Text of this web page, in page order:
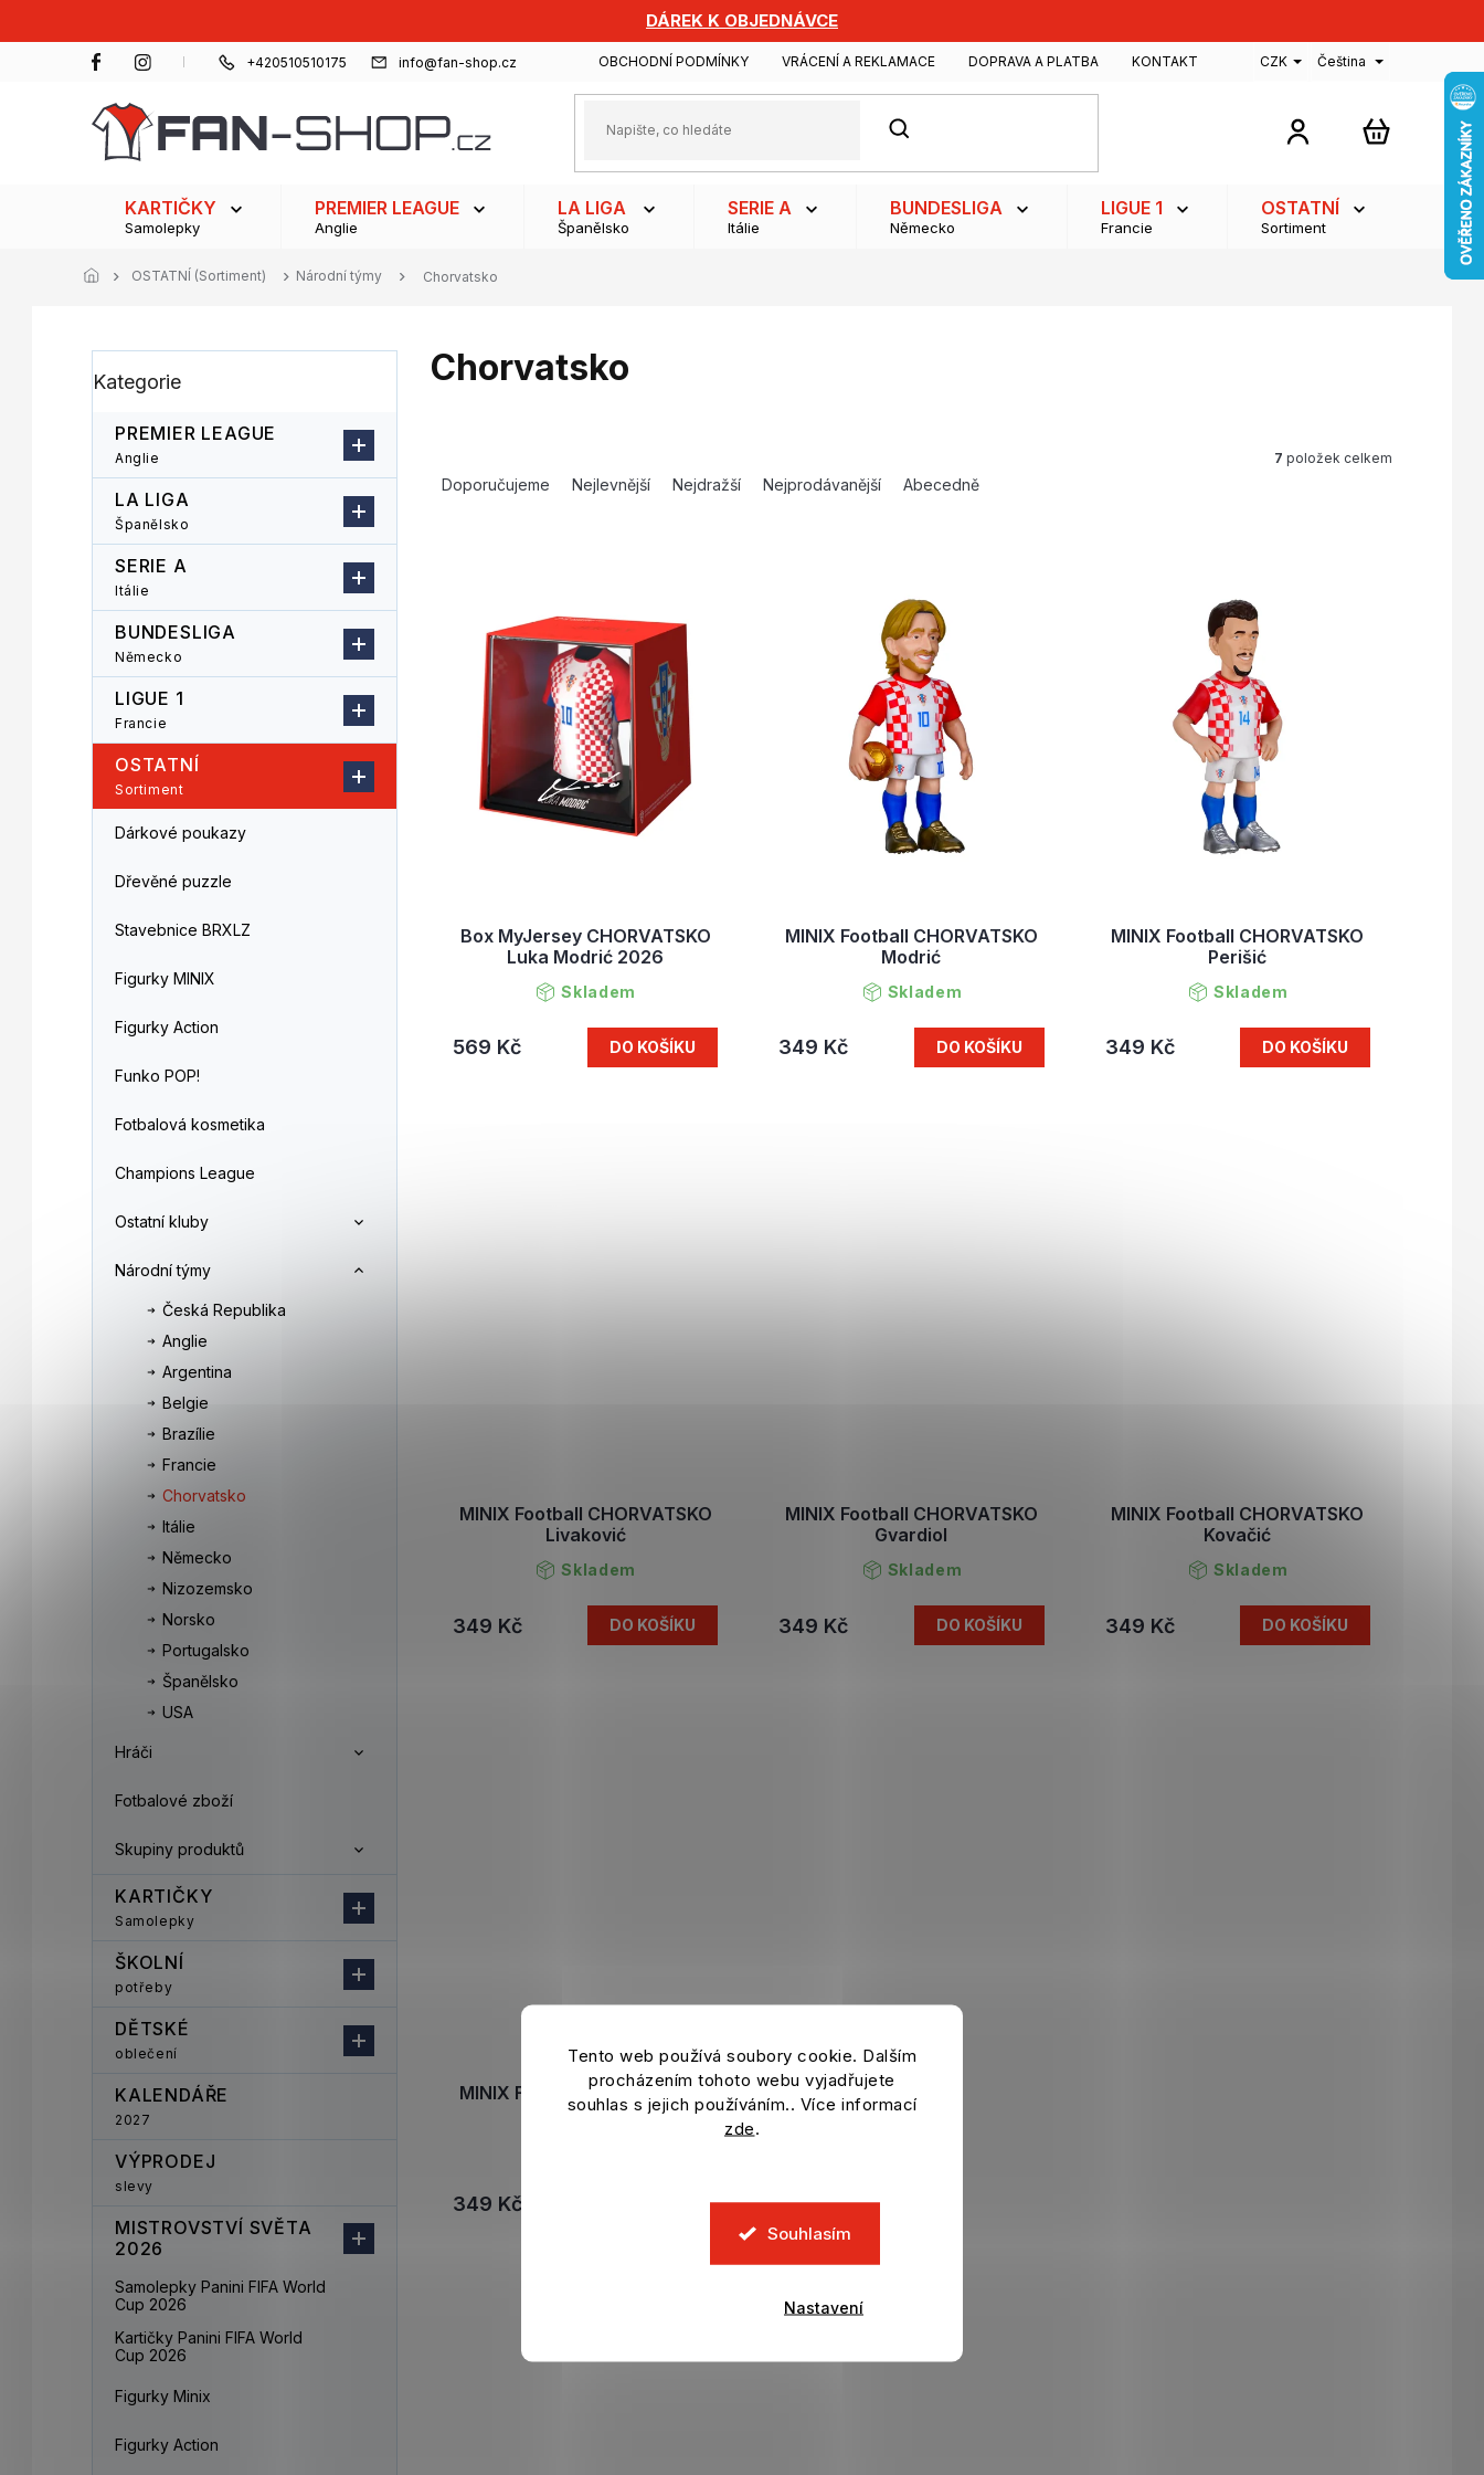
Tento web používá soubory cookie. Dalším
procházením tohoto webu vyjadřujete
souhlas s jejich používáním.. Více informací
zde.
Souhlasím
Nastavení
DÁREK K OBJEDNÁVCE
+420510510175 info@fan-shop.cz OBCHODNÍ PODMÍNKY VRÁCENÍ A REKLAMACE DOPRAVA A PLATBA KONTAKT CZK Čeština
HLEDAT
NÁKUPNÍ
KARTIČKY
Samolepky
PREMIER LEAGUE
Anglie
LA LIGA
Španělsko
SERIE A
Itálie
BUNDESLIGA
Německo
LIGUE 1
Francie
OSTATNÍ
Sortiment
OSTATNÍ (Sortiment) Národní týmy Chorvatsko
o
a
a
l
kategorie
Kategorie
PREMIER LEAGUE
Anglie
LA LIGA
Španělsko
SERIE A
Itálie
BUNDESLIGA
Německo
LIGUE 1
Francie
OSTATNÍ
Sortiment
Dárkové poukazy
Dřevěné puzzle
Stavebnice BRXLZ
Figurky MINIX
Figurky Action
Funko POP!
Fotbalová kosmetika
Champions League
Ostatní kluby
Národní týmy
Česká Republika
Anglie
Argentina
Belgie
Brazílie
Francie
Chorvatsko
Itálie
Německo
Nizozemsko
Norsko
Portugalsko
Španělsko
USA
Hráči
Fotbalové zboží
Skupiny produktů
KARTIČKY
Samolepky
ŠKOLNÍ
potřeby
DĚTSKÉ
oblečení
KALENDÁŘE
2027
VÝPRODEJ
slevy
MISTROVSTVÍ SVĚTA
2026
Samolepky Panini FIFA World
Cup 2026
Kartičky Panini FIFA World
Cup 2026
Figurky Minix
Figurky Action
Chorvatsko
Doporučujeme Nejlevnější Nejdražší Nejprodávanější Abecedně
7 položek celkem
Box MyJersey CHORVATSKO
Luka Modrić 2026
Skladem
569 Kč DO KOŠÍKU
MINIX Football CHORVATSKO
Modrić
Skladem
349 Kč DO KOŠÍKU
MINIX Football CHORVATSKO
Perišić
Skladem
349 Kč DO KOŠÍKU
MINIX Football CHORVATSKO
Livaković
Skladem
349 Kč DO KOŠÍKU
MINIX Football CHORVATSKO
Gvardiol
Skladem
349 Kč DO KOŠÍKU
MINIX Football CHORVATSKO
Kovačić
Skladem
349 Kč DO KOŠÍKU
MINIX Football CHORVATSKO
Kramarić
349 Kč
d